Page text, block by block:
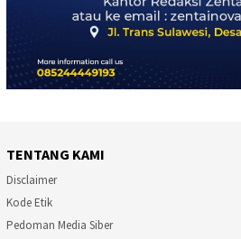
TENTANG KAMI
Disclaimer
Kode Etik
Pedoman Media Siber